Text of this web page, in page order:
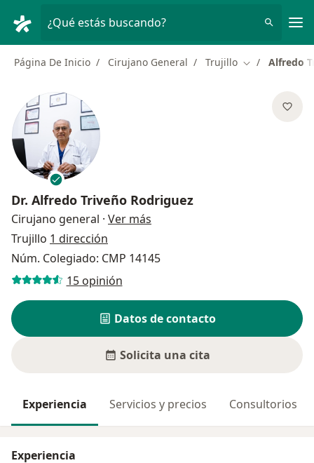
¿Qué estás buscando?
Página De Inicio Cirujano General Trujillo Cambiar de
Alfredo
Dr. Alfredo Triveño Rodriguez
Cirujano general · Ver más
Trujillo 1 dirección
Núm. Colegiado: CMP 14145
15 opinión
Datos de contacto
Solicita una cita
Experiencia Servicios y precios Consultorios
Experiencia